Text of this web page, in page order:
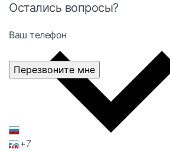
Остались вопросы?
Ваш телефон
+7
Перезвоните мне